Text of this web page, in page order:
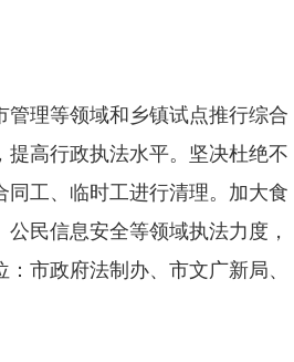
理等领域和乡镇试点推行综合
高行政执法水平。坚决杜绝不
工、临时工进行清理。加大食
民信息安全等领域执法力度，
市政府法制办、市文广新局、